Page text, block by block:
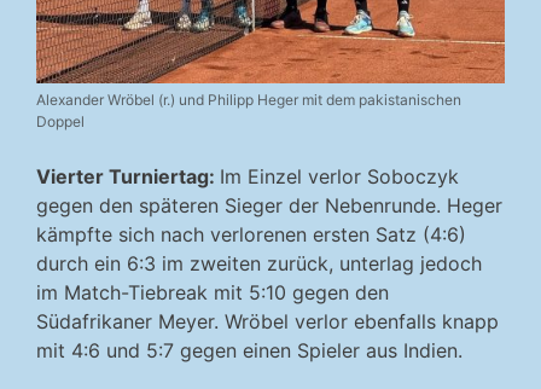
Alexander Wröbel (r.) und Philipp Heger mit dem pakistanischen
Doppel
Vierter Turniertag: Im Einzel verlor Soboczyk
gegen den späteren Sieger der Nebenrunde. Heger
kämpfte sich nach verlorenen ersten Satz (4:6)
durch ein 6:3 im zweiten zurück, unterlag jedoch
im Match-Tiebreak mit 5:10 gegen den
Südafrikaner Meyer. Wröbel verlor ebenfalls knapp
mit 4:6 und 5:7 gegen einen Spieler aus Indien.